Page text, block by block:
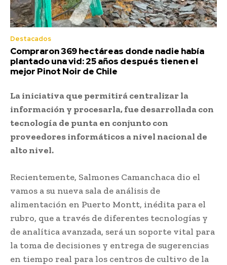
Destacados
Compraron 369 hectáreas donde nadie había
plantado una vid: 25 años después tienen el
mejor Pinot Noir de Chile
La iniciativa que permitirá centralizar la
información y procesarla, fue desarrollada con
tecnología de punta en conjunto con
proveedores informáticos a nivel nacional de
alto nivel.
Recientemente, Salmones Camanchaca dio el
vamos a su nueva sala de análisis de
alimentación en Puerto Montt, inédita para el
rubro, que a través de diferentes tecnologías y
de analítica avanzada, será un soporte vital para
la toma de decisiones y entrega de sugerencias
en tiempo real para los centros de cultivo de la